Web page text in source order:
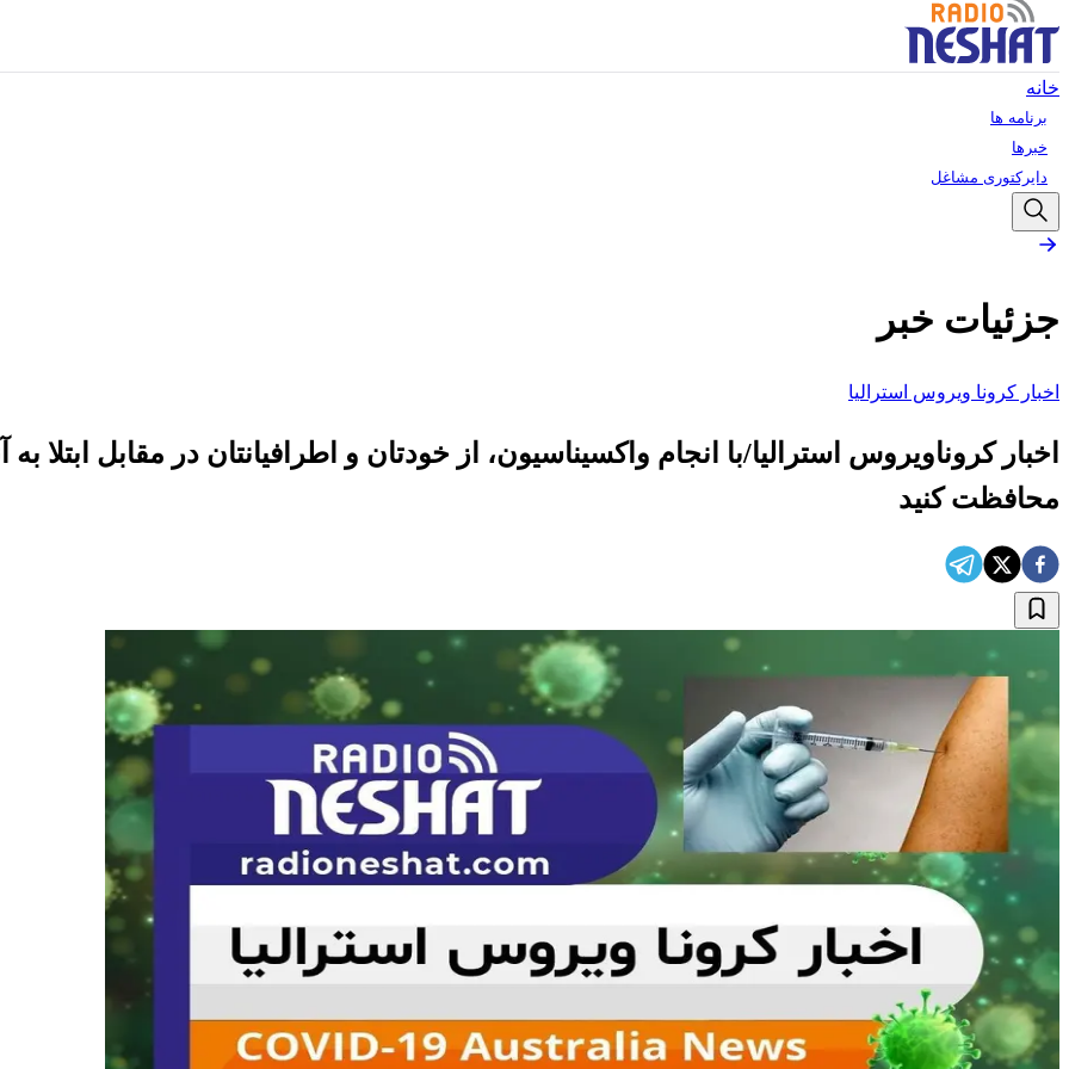
خانه
برنامه ها
خبرها
دایرکتوری مشاغل
جزئیات خبر
اخبار کرونا ویروس استرالیا
اخبار کروناویروس استرالیا/با انجام واکسیناسیون، از خودتان و اطرافیانتان در مقابل ابتلا به
محافظت کنید